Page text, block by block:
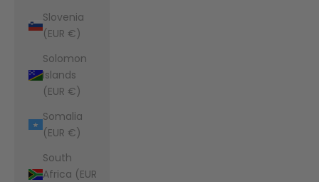
Slovenia
(EUR €)
Solomon
Islands
(EUR €)
Somalia
(EUR €)
South
Africa (EUR